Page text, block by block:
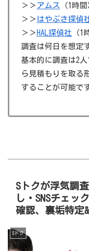
＞＞アムス
（1時
＞＞ はやぶさ探偵
＞＞ HAL探偵社 （1
調査は何日を想定
基本的に調査は2
ら見積もりを取る
することが可能で
Sトクが浮気調
し・SNSチェッ
確認、裏垢特定
Sトク